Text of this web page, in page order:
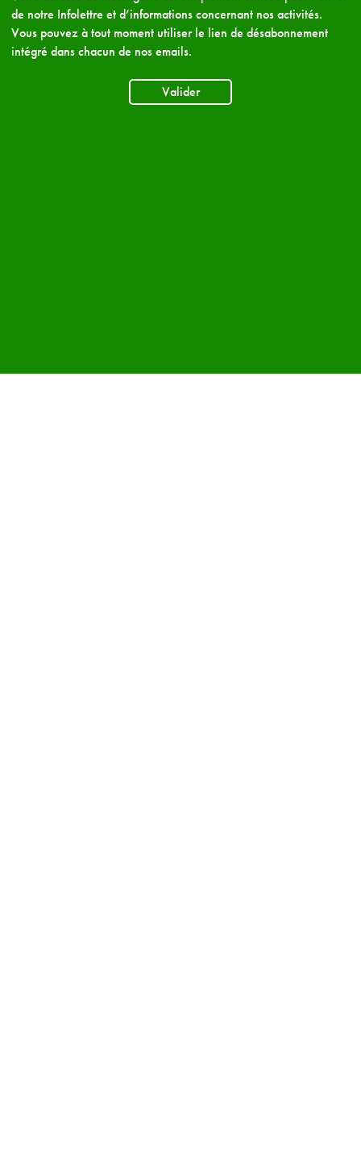
de notre Infolettre et d’informations concernant nos activités.
Vous pouvez à tout moment utiliser le lien de désabonnement
intégré dans chacun de nos emails.